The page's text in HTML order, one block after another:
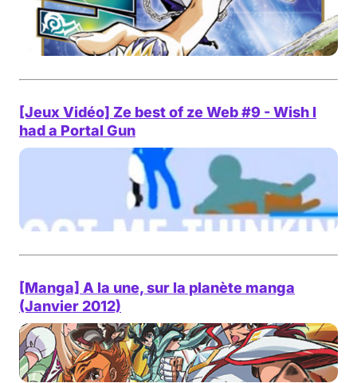
[Jeux Vidéo] Ze best of ze Web #9 - Wish I
had a Portal Gun
[Manga] A la une, sur la planète manga
(Janvier 2012)